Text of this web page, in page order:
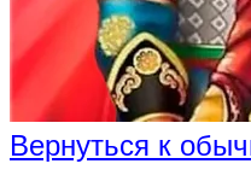
Вернуться к